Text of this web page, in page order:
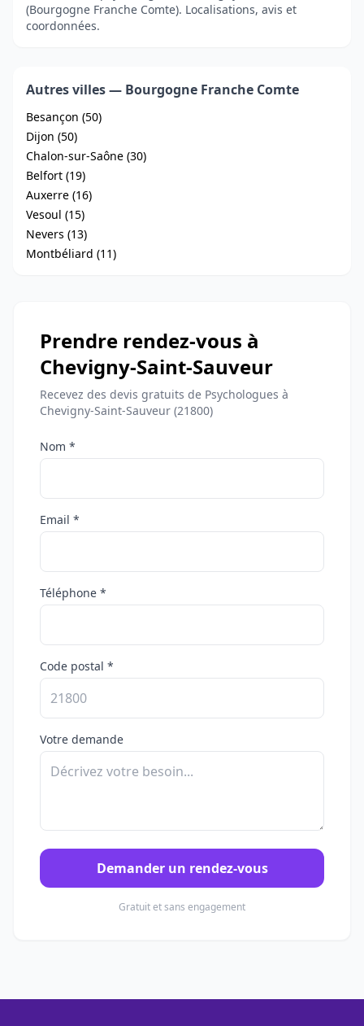
(Bourgogne Franche Comte). Localisations, avis et
coordonnées.
Autres villes — Bourgogne Franche Comte
Besançon (50)
Dijon (50)
Chalon-sur-Saône (30)
Belfort (19)
Auxerre (16)
Vesoul (15)
Nevers (13)
Montbéliard (11)
Prendre rendez-vous à
Chevigny-Saint-Sauveur
Recevez des devis gratuits de Psychologues à
Chevigny-Saint-Sauveur (21800)
Nom *
Email *
Téléphone *
Code postal *
Votre demande
Demander un rendez-vous
Gratuit et sans engagement